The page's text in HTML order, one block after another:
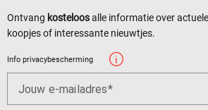
Ontvang kosteloosalle informatie over
koopjes of interessante nieuwtjes.
Info privacybescherming
Jouw e-mailadres